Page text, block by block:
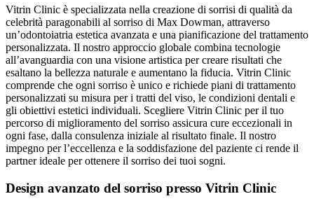
Vitrin Clinic è specializzata nella creazione di sorrisi di qualità da
celebrità paragonabili al sorriso di Max Dowman, attraverso
un’odontoiatria estetica avanzata e una pianificazione del trattamento
personalizzata. Il nostro approccio globale combina tecnologie
all’avanguardia con una visione artistica per creare risultati che
esaltano la bellezza naturale e aumentano la fiducia. Vitrin Clinic
comprende che ogni sorriso è unico e richiede piani di trattamento
personalizzati su misura per i tratti del viso, le condizioni dentali e
gli obiettivi estetici individuali. Scegliere Vitrin Clinic per il tuo
percorso di miglioramento del sorriso assicura cure eccezionali in
ogni fase, dalla consulenza iniziale al risultato finale. Il nostro
impegno per l’eccellenza e la soddisfazione del paziente ci rende il
partner ideale per ottenere il sorriso dei tuoi sogni.
Design avanzato del sorriso presso Vitrin Clinic